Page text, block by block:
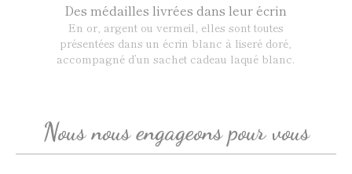
Des médailles livrées dans leur écrin
En or, argent ou vermeil, elles sont toutes
présentées dans un écrin blanc à liseré doré,
accompagné d’un sachet cadeau laqué blanc.
Nous nous engageons pour vous